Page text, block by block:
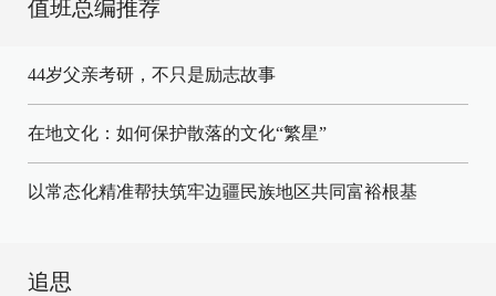
值班总编推荐
44岁父亲考研，不只是励志故事
在地文化：如何保护散落的文化“繁星”
以常态化精准帮扶筑牢边疆民族地区共同富裕根基
追思